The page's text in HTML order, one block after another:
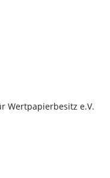
Wertpapierbesitz e.V.